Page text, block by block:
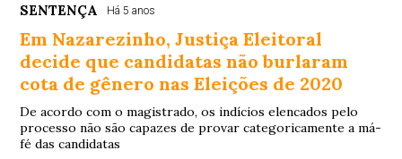
SENTENÇA Há 5 anos
Em Nazarezinho, Justiça Eleitoral
decide que candidatas não burlaram
cota de gênero nas Eleições de 2020
De acordo com o magistrado, os indícios elencados pelo
processo não são capazes de provar categoricamente a má-
fé das candidatas